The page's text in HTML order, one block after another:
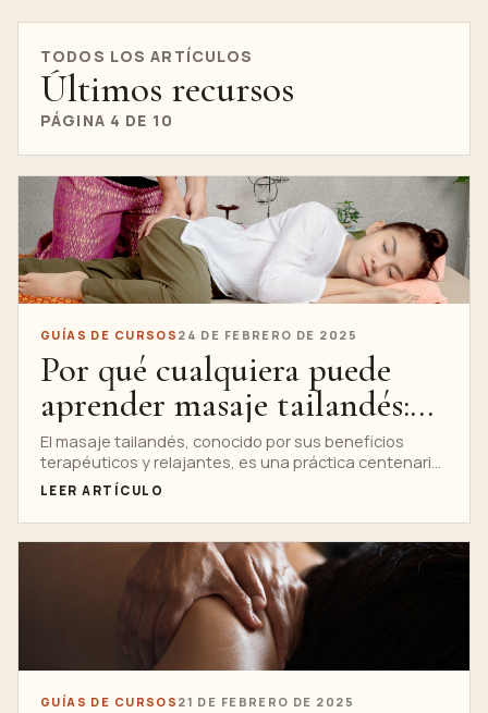
TODOS LOS ARTÍCULOS
Últimos recursos
PÁGINA 4 DE 10
GUÍAS DE CURSOS 24 DE FEBRERO DE 2025
Por qué cualquiera puede
aprender masaje tailandés:
¡no se necesita experiencia!
El masaje tailandés, conocido por sus beneficios
terapéuticos y relajantes, es una práctica centenaria
que combina estiramientos, acupresión,...
LEER ARTÍCULO
GUÍAS DE CURSOS 21 DE FEBRERO DE 2025